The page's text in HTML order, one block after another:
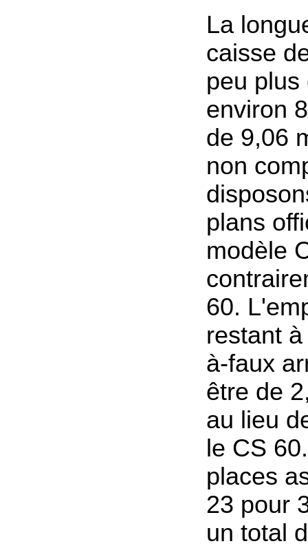
La
caisse
peu plus
environ
de 9,06
non
plans
modèle
60.
restant
à-faux
être de
au lieu
le CS
places
23 pour
un total